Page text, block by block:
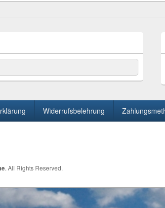
Widerrufsbelehrung
. All Rights Reserved.